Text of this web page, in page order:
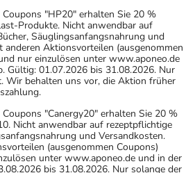
"HP20" erhalten Sie 20 %
Produkte. Nicht anwendbar auf
Säuglingsanfangsnahrung und
anderen Aktionsvorteilen (ausgenommen
nur einzulösen unter www.aponeo.de
Gültig: 01.07.2026 bis 31.08.2026. Nur
Wir behalten uns vor, die Aktion früher
"Canergy20" erhalten Sie 20 %
Nicht anwendbar auf rezeptpflichtige
und Versandkosten.
(ausgenommen Coupons)
unter www.aponeo.de und in der
bis 31.08.2026. Nur solange der